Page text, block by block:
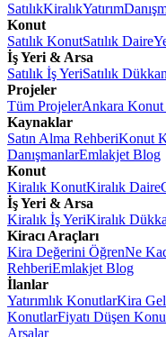
SatılıkKiralıkYatırım
Konut
Satılık KonutSatılık Daire
İş Yeri & Arsa
Satılık İş YeriSatılık Dükkan
Projeler
Tüm ProjelerAnkara Konut
Kaynaklar
Satın Alma RehberiKonut
DanışmanlarEmlakjet Blog
Konut
Kiralık KonutKiralık Daire
İş Yeri & Arsa
Kiralık İş YeriKiralık
Kiracı Araçları
Kira Değerini ÖğrenNe
RehberiEmlakjet Blog
İlanlar
Yatırımlık KonutlarKira
KonutlarFiyatı Düşen
Arsalar